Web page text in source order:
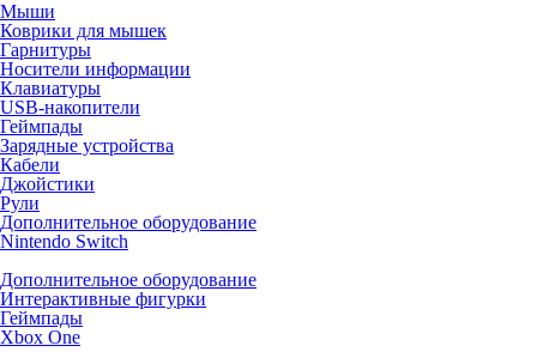
Мыши
Коврики для мышек
Гарнитуры
Носители информации
Клавиатуры
USB-накопители
Геймпады
Зарядные устройства
Кабели
Джойстики
Рули
Дополнительное оборудование
Nintendo Switch
Дополнительное оборудование
Интерактивные фигурки
Геймпады
Xbox One